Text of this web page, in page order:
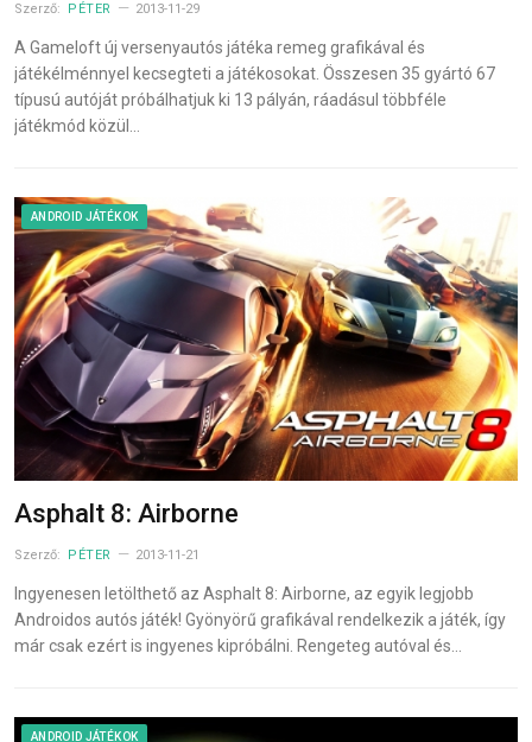
Szerző: PÉTER 2013-11-29
A Gameloft új versenyautós játéka remeg grafikával és
játékélménnyel kecsegteti a játékosokat. Összesen 35 gyártó 67
típusú autóját próbálhatjuk ki 13 pályán, ráadásul többféle
játékmód közül…
ANDROID JÁTÉKOK
Asphalt 8: Airborne
Szerző: PÉTER 2013-11-21
Ingyenesen letölthető az Asphalt 8: Airborne, az egyik legjobb
Androidos autós játék! Gyönyörű grafikával rendelkezik a játék, így
már csak ezért is ingyenes kipróbálni. Rengeteg autóval és…
ANDROID JÁTÉKOK